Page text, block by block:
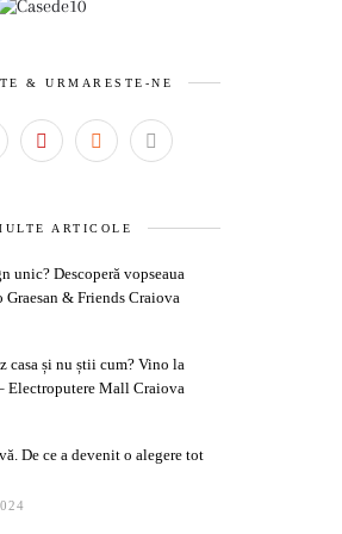
& URMARESTE-NE
ARTICOLE
unic? Descoperă vopseaua
& Friends Craiova
casa și nu știi cum? Vino la
Electroputere Mall Craiova
De ce a devenit o alegere tot